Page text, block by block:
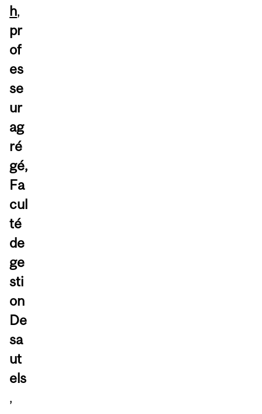
h,
pr
of
es
se
ur
ag
ré
gé,
Fa
cul
té
de
ge
sti
on
De
sa
ut
els
,